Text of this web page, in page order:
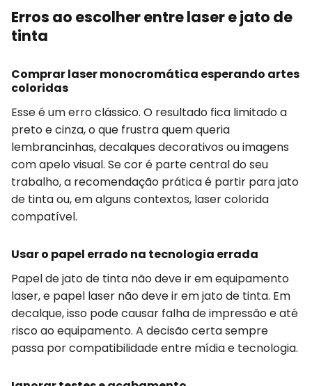
Erros ao escolher entre laser e jato de
tinta
Comprar laser monocromática esperando artes
coloridas
Esse é um erro clássico. O resultado fica limitado a
preto e cinza, o que frustra quem queria
lembrancinhas, decalques decorativos ou imagens
com apelo visual. Se cor é parte central do seu
trabalho, a recomendação prática é partir para jato
de tinta ou, em alguns contextos, laser colorida
compatível.
Usar o papel errado na tecnologia errada
Papel de jato de tinta não deve ir em equipamento
laser, e papel laser não deve ir em jato de tinta. Em
decalque, isso pode causar falha de impressão e até
risco ao equipamento. A decisão certa sempre
passa por compatibilidade entre mídia e tecnologia.